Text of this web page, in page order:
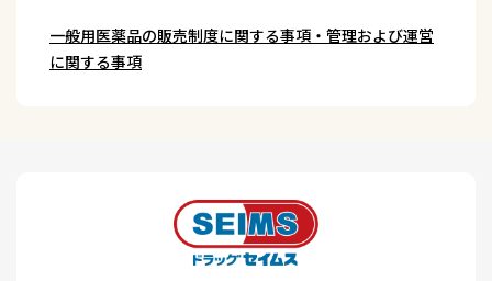
一般用医薬品の販売制度に関する事項・管理および運営
に関する事項